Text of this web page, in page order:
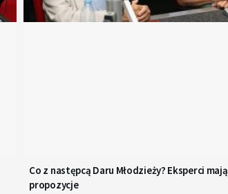
Co z następcą Daru Młodzieży? Eksperci mają
propozycje